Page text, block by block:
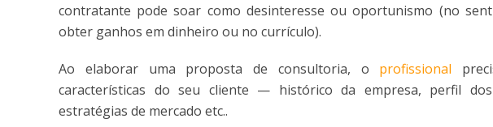
contratante pode soar como desinteresse ou oportunismo (no
obter ganhos em dinheiro ou no currículo).
Ao elaborar uma proposta de consultoria, o profissional
características do seu cliente — histórico da empresa, perfil
estratégias de mercado etc..